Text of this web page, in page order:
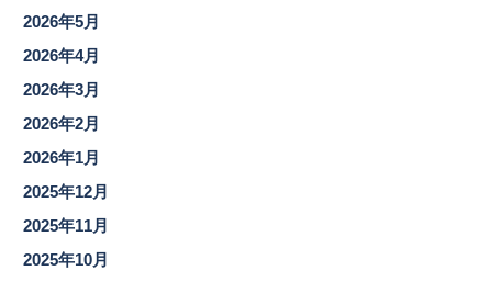
2026年5月
2026年4月
2026年3月
2026年2月
2026年1月
2025年12月
2025年11月
2025年10月